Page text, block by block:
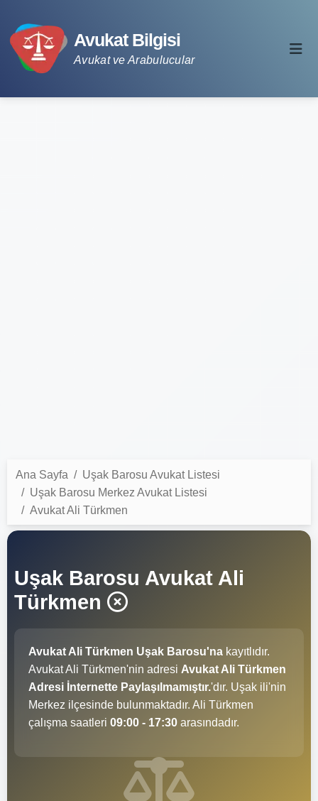
Avukat Bilgisi
Avukat ve Arabulucular
Ana Sayfa
Uşak Barosu Avukat Listesi
Uşak Barosu Merkez Avukat Listesi
Avukat Ali Türkmen
Uşak Barosu Avukat Ali
Türkmen
Avukat Ali Türkmen Uşak Barosu'na kayıtlıdır.
Avukat Ali Türkmen'nin adresi Avukat Ali Türkmen
Adresi İnternette Paylaşılmamıştır.'dır. Uşak ili'nin
Merkez ilçesinde bulunmaktadır. Ali Türkmen
çalışma saatleri 09:00 - 17:30 arasındadır.